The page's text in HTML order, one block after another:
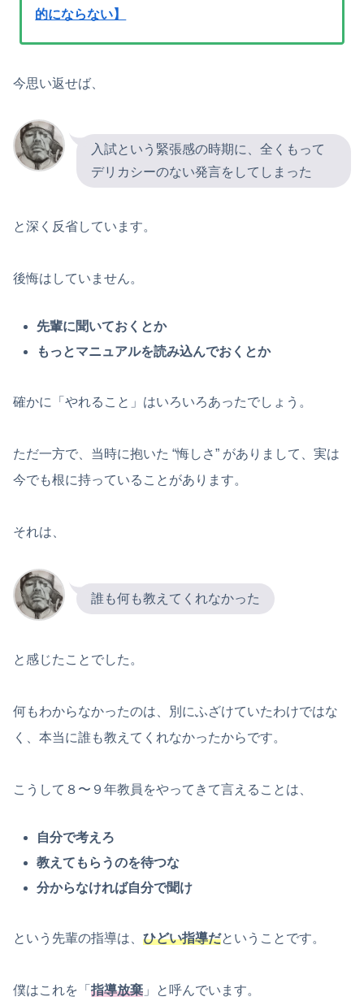
的にならない】
今思い返せば、
入試という緊張感の時期に、全くもって
デリカシーのない発言をしてしまった
と深く反省しています。
後悔はしていません。
先輩に聞いておくとか
もっとマニュアルを読み込んでおくとか
確かに「やれること」はいろいろあったでしょう。
ただ一方で、当時に抱いた “悔しさ” がありまして、実は
今でも根に持っていることがあります。
それは、
誰も何も教えてくれなかった
と感じたことでした。
何もわからなかったのは、別にふざけていたわけではな
く、本当に誰も教えてくれなかったからです。
こうして８〜９年教員をやってきて言えることは、
自分で考えろ
教えてもらうのを待つな
分からなければ自分で聞け
という先輩の指導は、 ひどい指導だということです。
僕はこれを「 指導放棄 」と呼んでいます。